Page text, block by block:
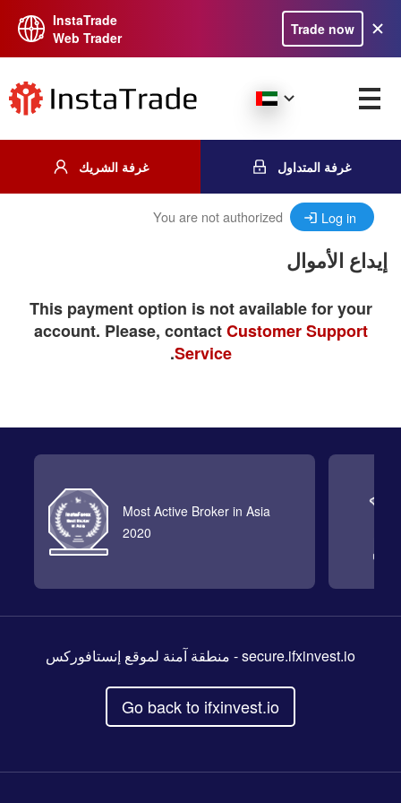
InstaTrade
Web Trader
Trade now
غرفة الشريك غرفة المتداول
You are not authorized Log in
إيداع الأموال
This payment option is not available for your
account. Please, contactCustomer Support
Service
.
Most Active Broker in Asia
2020
secure.ifxinvest.io- منطقة آمنة لموقع إنستافوركس
Go back to ifxinvest.io